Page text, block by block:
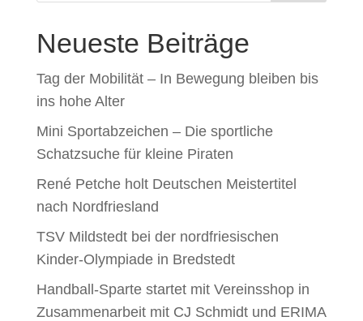
Neueste Beiträge
Tag der Mobilität – In Bewegung bleiben bis
ins hohe Alter
Mini Sportabzeichen – Die sportliche
Schatzsuche für kleine Piraten
René Petche holt Deutschen Meistertitel
nach Nordfriesland
TSV Mildstedt bei der nordfriesischen
Kinder-Olympiade in Bredstedt
Handball-Sparte startet mit Vereinsshop in
Zusammenarbeit mit CJ Schmidt und ERIMA